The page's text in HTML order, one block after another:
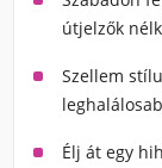
útjelzők
Szellem
Élj át egy